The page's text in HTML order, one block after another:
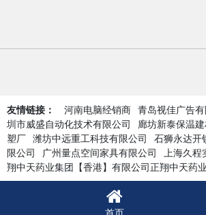
友情链接： 河南电脑经销商 青岛视佳广告
圳市威盛自动化技术有限公司
廊坊新泰保温
塑厂 潍坊中远重工科技有限公司 石狮永达开
限公司
广州量点空间家具有限公司 上海久
翔中天药业集团【香港】有限公司正翔中天药
首页